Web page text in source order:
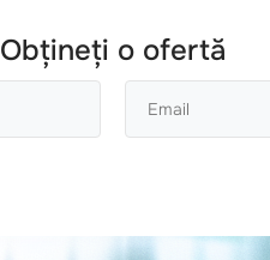
Obțineți o ofertă